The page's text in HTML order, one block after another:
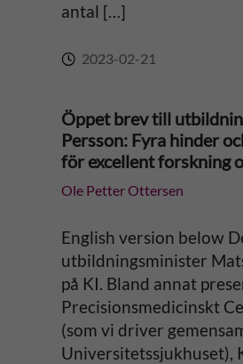
antal […]
2023-02-21
Öppet brev till
Persson: Fyra hinder
för excellent forskning
Ole Petter Ottersen
English version below
utbildningsminister
på KI. Bland annat
Precisionsmedicinskt
(som vi driver
Universitetssjukhuset),